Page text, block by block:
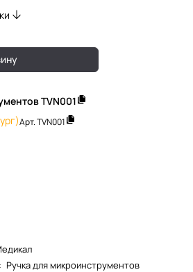
TVN001
Арт.TVN001
: Ручка для микроинструментов